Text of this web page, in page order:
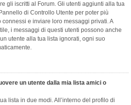
gli iscritti al Forum. Gli utenti aggiunti alla tua
di Controllo Utente per poter più
e inviare loro messaggi privati. A
i messaggi di questi utenti possono anche
utente alla tua lista ignorati, ogni suo
un utente dalla mia lista amici o
lista in due modi. All’interno del profilo di